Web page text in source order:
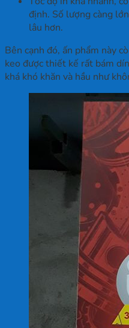
định. Số lượng càng
lâu hơn.
Bên cạnh đó, ấn phẩm này
keo được thiết kế rất bám
khá khó khăn và hầu như